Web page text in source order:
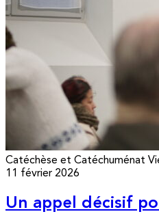
Catéchèse et Catéchuménat
11 février 2026
Un appel décisif